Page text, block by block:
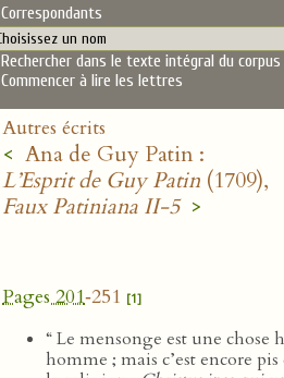
Correspondants
Rechercher dans le texte intégral du corpus
Commencer à lire les lettres